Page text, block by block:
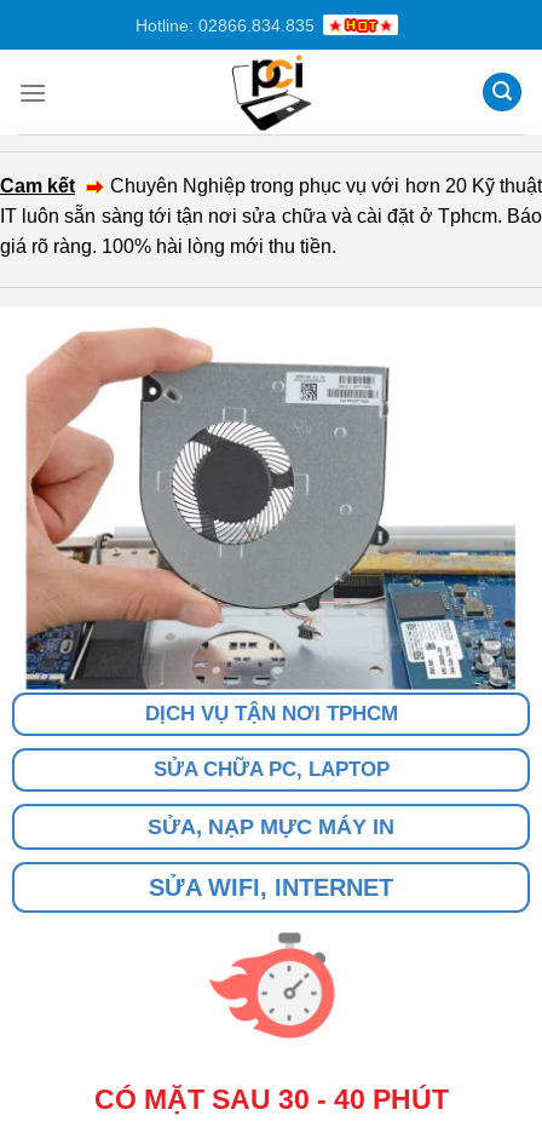
dung
Hotline: 02866.834.835
Cam kết
Chuyên Nghiệp trong phục vụ với hơn 20 Kỹ thuật
IT luôn sẵn sàng tới tận nơi sửa chữa và cài đặt ở Tphcm. Báo
giá rõ ràng. 100% hài lòng mới thu tiền.
DỊCH VỤ TẬN NƠI TPHCM
SỬA CHỮA PC, LAPTOP
SỬA, NẠP MỰC MÁY IN
SỬA WIFI, INTERNET
CÓ MẶT SAU 30 - 40 PHÚT